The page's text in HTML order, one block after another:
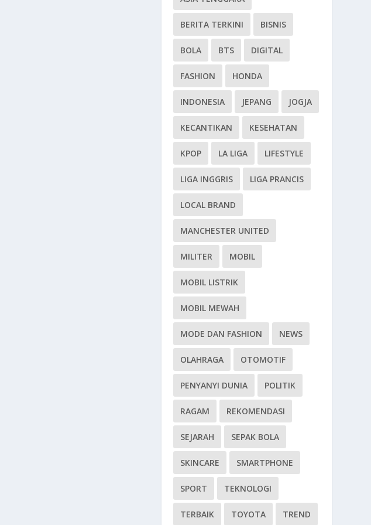
BERITA TERKINI BISNIS
BOLA BTS DIGITAL
FASHION HONDA
INDONESIA JEPANG JOGJA
KECANTIKAN KESEHATAN
KPOP LA LIGA LIFESTYLE
LIGA INGGRIS LIGA PRANCIS
LOCAL BRAND
MANCHESTER UNITED
MILITER MOBIL
MOBIL LISTRIK
MOBIL MEWAH
MODE DAN FASHION NEWS
OLAHRAGA OTOMOTIF
PENYANYI DUNIA POLITIK
RAGAM REKOMENDASI
SEJARAH SEPAK BOLA
SKINCARE SMARTPHONE
SPORT TEKNOLOGI
TERBAIK TOYOTA TREND